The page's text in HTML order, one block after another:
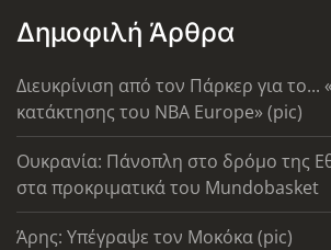
Δημοφιλή Άρθρα
Διευκρίνιση από τον Πάρκερ για το...
κατάκτησης του ΝΒΑ Europe» (pic)
Ουκρανία: Πάνοπλη στο δρόμο της
στα προκριματικά του Mundobasket
Άρης: Υπέγραψε τον Μοκόκα (pic)